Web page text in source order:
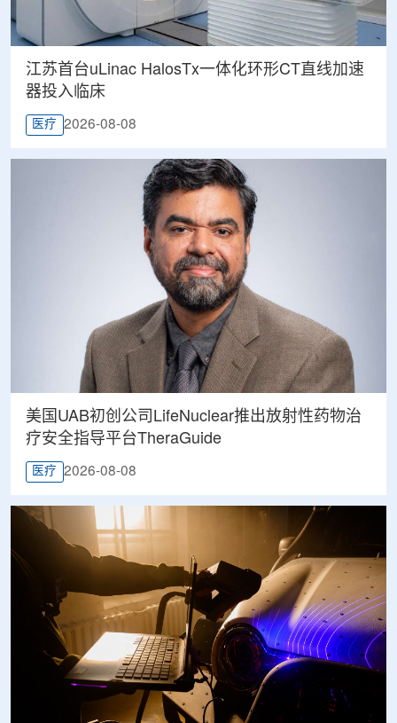
江苏首台uLinac HalosTx一体化环形CT直线加速
器投入临床
医疗 2026-08-08
美国UAB初创公司LifeNuclear推出放射性药物治
疗安全指导平台TheraGuide
医疗 2026-08-08